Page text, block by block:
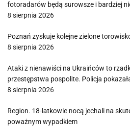
fotoradarów będą surowsze i bardziej
8 sierpnia 2026
Poznań zyskuje kolejne zielone
8 sierpnia 2026
Ataki z nienawiści na Ukraińców to
przestępstwa pospolite. Policja
8 sierpnia 2026
Region. 18-latkowie nocą jechali na
poważnym wypadkiem